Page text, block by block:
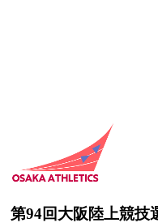
第94回大阪陸上競技